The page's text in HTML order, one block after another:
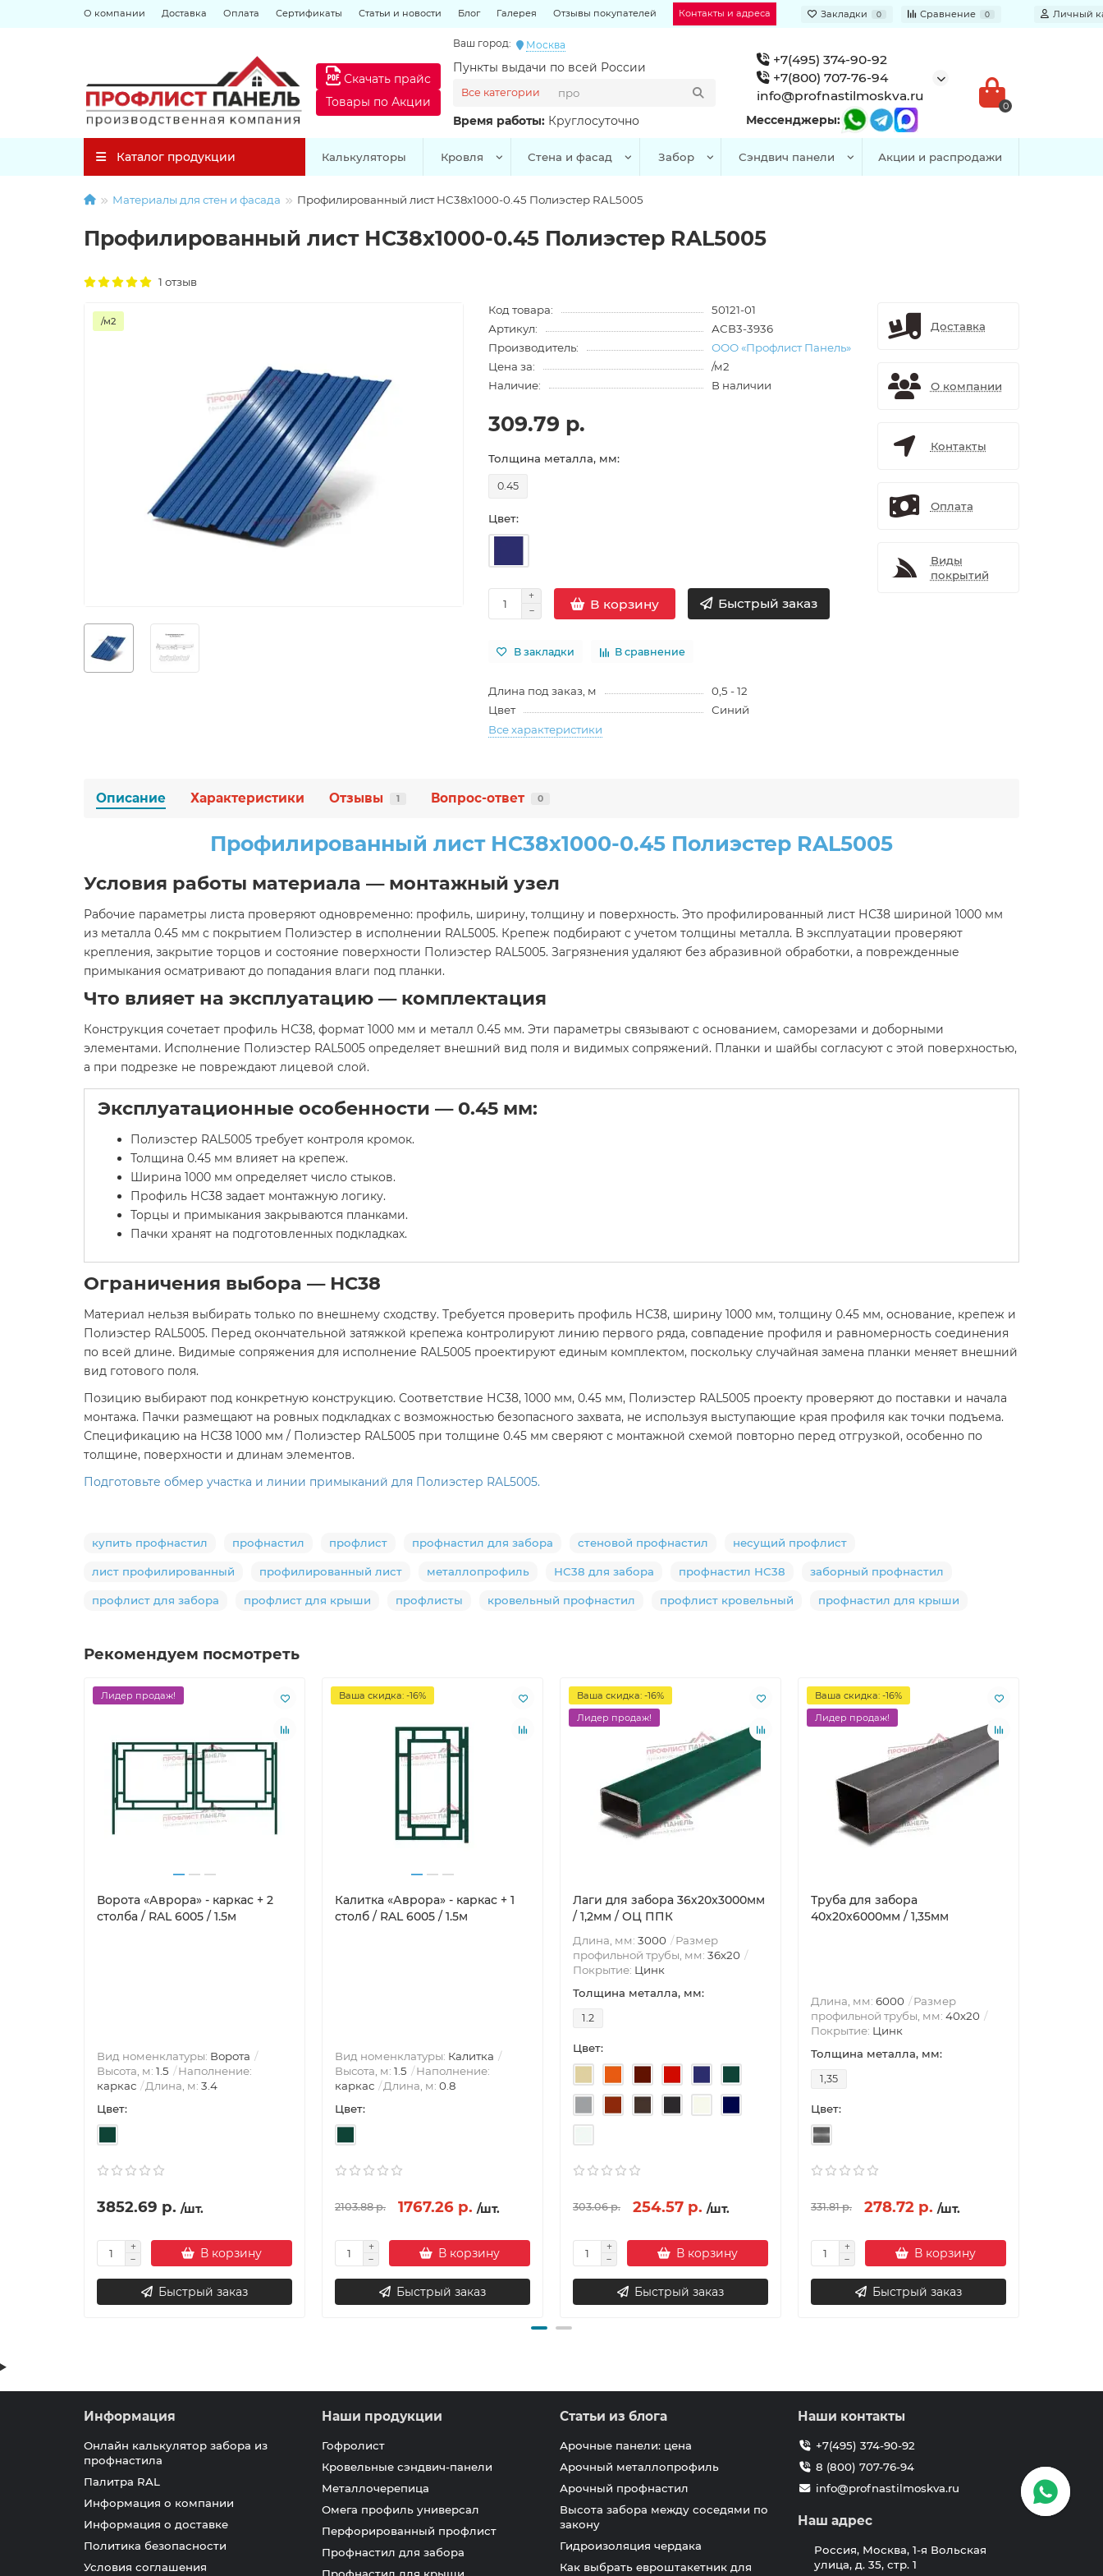
О компании Доставка Оплата Сертификаты Статьи и новости Блог Галерея Отзывы покупателей Контакты и адреса Закладки 0 Сравнение 0 Личный
Ваш город: Москва
Пункты выдачи по всей России
Время работы: Круглосуточно
Все категории
Скачать прайс
Товары по Акции
+7(495) 374-90-92
+7(800) 707-76-94
info@profnastilmoskva.ru
Мессенджеры:
0
Каталог продукции Калькуляторы Кровля Стена и фасад Забор Сэндвич панели Акции и распродажи
Материалы для стен и фасада Профилированный лист НС38х1000-0.45 Полиэстер RAL5005
Профилированный лист НС38х1000-0.45 Полиэстер RAL5005
1 отзыв
/м2
Код товара:
50121-01
Артикул:
АСВ3-3936
Производитель:
ООО «Профлист Панель»
Цена за:
/м2
Наличие:
В наличии
309.79 р.
Толщина металла, мм:
0.45
Цвет:
В корзину Быстрый заказ
В закладки В сравнение
Длина под заказ, м
0,5 - 12
Цвет
Синий
Все характеристики
Доставка
О компании
Контакты
Оплата
Виды
покрытий
Описание Характеристики Отзывы 1 Вопрос-ответ 0
Профилированный лист НС38х1000-0.45 Полиэстер RAL5005
Условия работы материала — монтажный узел
Рабочие параметры листа проверяют одновременно: профиль, ширину, толщину и поверхность. Это профилированный лист НС38 шириной 1000 мм
из металла 0.45 мм с покрытием Полиэстер в исполнении RAL5005. Крепеж подбирают с учетом толщины металла. В эксплуатации проверяют
крепления, закрытие торцов и состояние поверхности Полиэстер RAL5005. Загрязнения удаляют без абразивной обработки, а поврежденные
примыкания осматривают до попадания влаги под планки.
Что влияет на эксплуатацию — комплектация
Конструкция сочетает профиль НС38, формат 1000 мм и металл 0.45 мм. Эти параметры связывают с основанием, саморезами и доборными
элементами. Исполнение Полиэстер RAL5005 определяет внешний вид поля и видимых сопряжений. Планки и шайбы согласуют с этой поверхностью,
а при подрезке не повреждают лицевой слой.
Эксплуатационные особенности — 0.45 мм:
Полиэстер RAL5005 требует контроля кромок.
Толщина 0.45 мм влияет на крепеж.
Ширина 1000 мм определяет число стыков.
Профиль НС38 задает монтажную логику.
Торцы и примыкания закрываются планками.
Пачки хранят на подготовленных подкладках.
Ограничения выбора — НС38
Материал нельзя выбирать только по внешнему сходству. Требуется проверить профиль НС38, ширину 1000 мм, толщину 0.45 мм, основание, крепеж и
Полиэстер RAL5005. Перед окончательной затяжкой крепежа контролируют линию первого ряда, совпадение профиля и равномерность соединения
по всей длине. Видимые сопряжения для исполнение RAL5005 проектируют единым комплектом, поскольку случайная замена планки меняет внешний
вид готового поля.
Позицию выбирают под конкретную конструкцию. Соответствие НС38, 1000 мм, 0.45 мм, Полиэстер RAL5005 проекту проверяют до поставки и начала
монтажа. Пачки размещают на ровных подкладках с возможностью безопасного захвата, не используя выступающие края профиля как точки подъема.
Спецификацию на НС38 1000 мм / Полиэстер RAL5005 при толщине 0.45 мм сверяют с монтажной схемой повторно перед отгрузкой, особенно по
толщине, поверхности и длинам элементов.
Подготовьте обмер участка и линии примыканий для Полиэстер RAL5005.
купить профнастил профнастил профлист профнастил для забора стеновой профнастил несущий профлист
лист профилированный профилированный лист металлопрофиль НС38 для забора профнастил НС38 заборный профнастил
профлист для забора профлист для крыши профлисты кровельный профнастил профлист кровельный профнастил для крыши
Рекомендуем посмотреть
Лидер продаж!
Ворота «Аврора» - каркас + 2
столба / RAL 6005 / 1.5м
Вид номенклатуры: Ворота
Высота, м: 1.5
Наполнение:
каркас
Длина, м: 3.4
Цвет:
3852.69 р. /шт.
В корзину
Быстрый заказ
Ваша скидка: -16%
Калитка «Аврора» - каркас + 1
столб / RAL 6005 / 1.5м
Вид номенклатуры: Калитка
Высота, м: 1.5
Наполнение:
каркас
Длина, м: 0.8
Цвет:
2103.88 р. 1767.26 р. /шт.
В корзину
Быстрый заказ
Ваша скидка: -16%
Лидер продаж!
Лаги для забора 36х20x3000мм
/ 1,2мм / ОЦ ППК
Длина, мм: 3000
Размер
профильной трубы, мм: 36х20
Покрытие: Цинк
Толщина металла, мм:
1.2
Цвет:
303.06 р. 254.57 р. /шт.
В корзину
Быстрый заказ
Ваша скидка: -16%
Лидер продаж!
Труба для забора
40х20x6000мм / 1,35мм
Длина, мм: 6000
Размер
профильной трубы, мм: 40х20
Покрытие: Цинк
Толщина металла, мм:
1,35
Цвет:
331.81 р. 278.72 р. /шт.
В корзину
Быстрый заказ
Информация
Онлайн калькулятор забора из
профнастила
Палитра RAL
Информация о компании
Информация о доставке
Политика безопасности
Условия соглашения
Наши продукции
Гофролист
Кровельные сэндвич-панели
Металлочерепица
Омега профиль универсал
Перфорированный профлист
Профнастил для забора
Статьи из блога
Арочные панели: цена
Арочный металлопрофиль
Арочный профнастил
Высота забора между соседями по
закону
Гидроизоляция чердака
Как выбрать евроштакетник для
Наши контакты
+7(495) 374-90-92
8 (800) 707-76-94
info@profnastilmoskva.ru
Наш адрес
Россия, Москва, 1-я Вольская
улица, д. 35, стр. 1